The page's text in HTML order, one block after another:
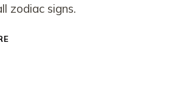
zodiac signs.